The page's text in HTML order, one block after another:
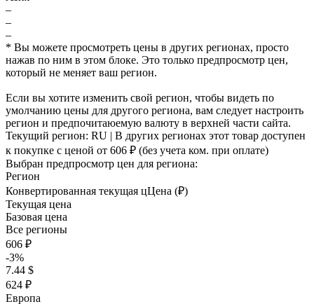
–
–
–
* Вы можете просмотреть цены в других регионах, просто
нажав по ним в этом блоке. Это только предпросмотр цен,
который не меняет ваш регион.
Если вы хотите изменить свой регион, чтобы видеть по
умолчанию цены для другого региона, вам следует настроить
регион и предпочитаюемую валюту в верхней части сайта.
Текущий регион: RU | В других регионах этот товар доступен
к покупке с ценой от 606 ₽ (без учета ком. при оплате)
Выбран предпросмотр цен для региона:
Регион
Конвертированная текущая цЦена (₽)
Текущая цена
Базовая цена
Все регионы
606 ₽
-3%
7.44 $
624 ₽
Европа